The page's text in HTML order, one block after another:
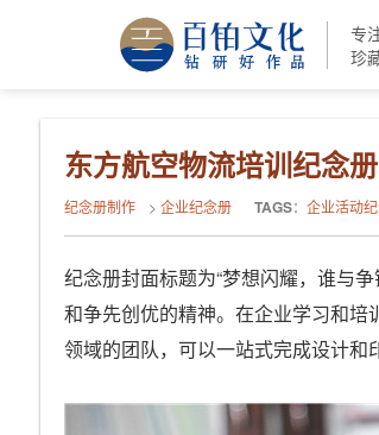
专
珍
东方航空物流培训纪念册
纪念册制作 > 企业纪念册 TAGS： 企业活动
纪念册封面标题为“梦想闪耀，谁与
和争先创优的精神。在企业学习和
领域的团队，可以一站式完成设计和